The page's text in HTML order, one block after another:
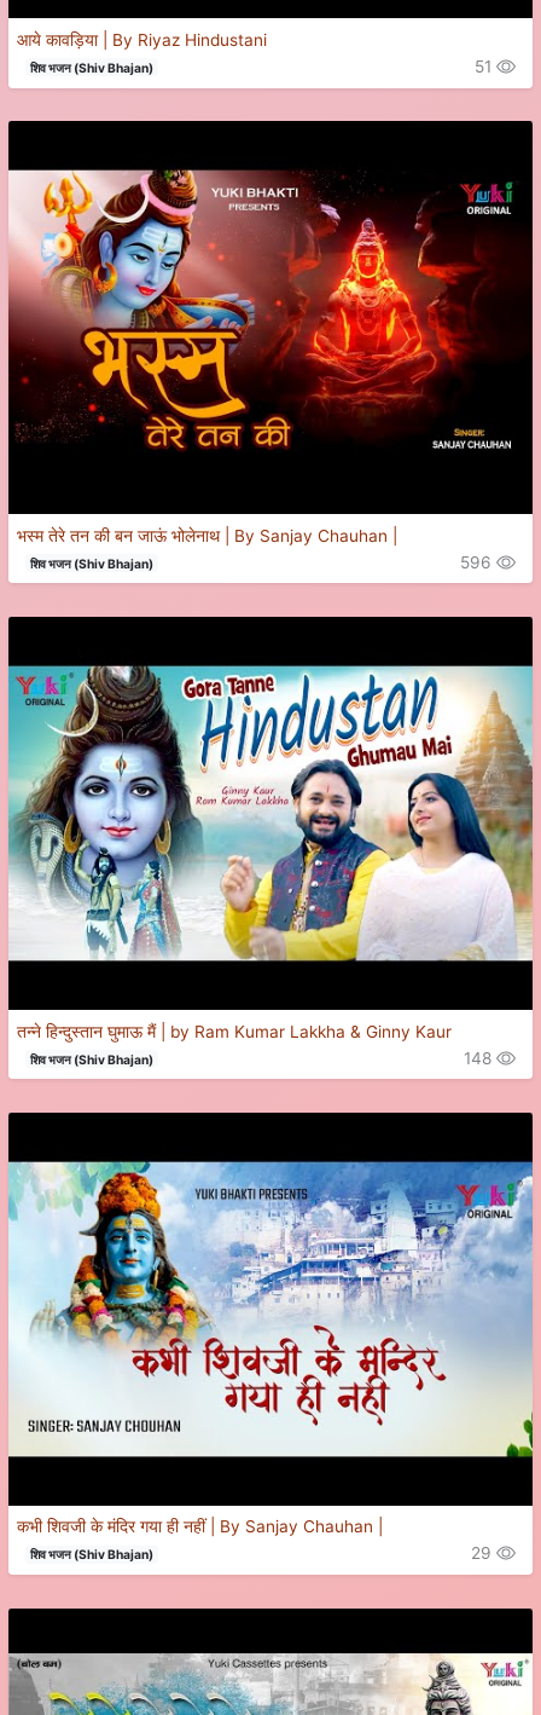
आये कावड़िया | By Riyaz Hindustani
शिव भजन (Shiv Bhajan) 51
भस्म तेरे तन की बन जाऊं भोलेनाथ | By Sanjay Chauhan |
शिव भजन (Shiv Bhajan) 596
तन्ने हिन्दुस्तान घुमाऊ मैं | by Ram Kumar Lakkha & Ginny Kaur
शिव भजन (Shiv Bhajan) 148
कभी शिवजी के मंदिर गया ही नहीं | By Sanjay Chauhan |
शिव भजन (Shiv Bhajan) 29